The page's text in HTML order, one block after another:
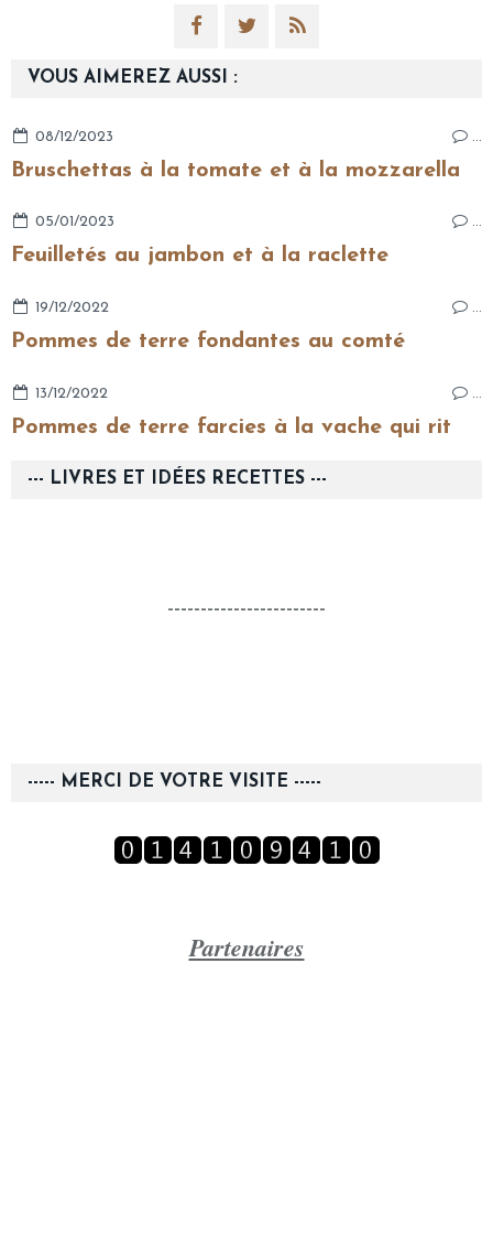
VOUS AIMEREZ AUSSI :
08/12/2023 …
Bruschettas à la tomate et à la mozzarella
05/01/2023 …
Feuilletés au jambon et à la raclette
19/12/2022 …
Pommes de terre fondantes au comté
13/12/2022 …
Pommes de terre farcies à la vache qui rit
--- LIVRES ET IDÉES RECETTES ---
------------------------
----- MERCI DE VOTRE VISITE -----
Partenaires